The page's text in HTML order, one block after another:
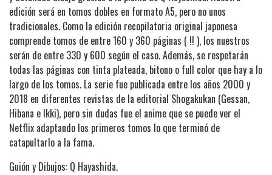
edición será en tomos dobles en formato A5, pero no unos
tradicionales. Como la edición recopilatoria original japonesa
comprende tomos de entre 160 y 360 páginas ( !! ), los nuestros
serán de entre 330 y 600 según el caso. Además, se respetarán
todas las páginas con tinta plateada, bitono o full color que hay a lo
largo de los tomos. La serie fue publicada entre los años 2000 y
2018 en diferentes revistas de la editorial Shogakukan (Gessan,
Hibana e Ikki), pero sin dudas fue el anime que se puede ver el
Netflix adaptando los primeros tomos lo que terminó de
catapultarlo a la fama.
Guión y Dibujos: Q Hayashida.